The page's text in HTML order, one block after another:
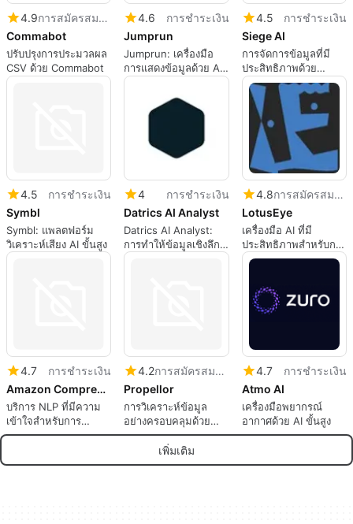
4.9
การสมัครสมาชิก
Commabot
ปรับปรุงการประมวลผล
CSV ด้วย Commabot
4.6
การชำระเงิน
Jumprun
Jumprun: เครื่องมือ
การแสดงข้อมูลด้วย AI
ที่ปรับตัวได้
4.5
การชำระเงิน
Siege AI
การจัดการข้อมูลที่มี
ประสิทธิภาพด้วย
Siege AI
4.5
การชำระเงิน
Symbl
Symbl: แพลตฟอร์ม
วิเคราะห์เสียง AI ขั้นสูง
4
การชำระเงิน
Datrics AI Analyst
Datrics AI Analyst:
การทำให้ข้อมูลเชิงลึกมี
ประสิทธิภาพมากขึ้น
4.8
การสมัครสมาชิก
LotusEye
เครื่องมือ AI ที่มี
ประสิทธิภาพสำหรับการ
ตรวจจับความผิดปกติ
4.7
การชำระเงิน
Amazon Comprehend
บริการ NLP ที่มีความ
เข้าใจสำหรับการ
วิเคราะห์ข้อความ
4.2
การสมัครสมาชิก
Propellor
การวิเคราะห์ข้อมูล
อย่างครอบคลุมด้วย
Propellor
4.7
การชำระเงิน
Atmo AI
เครื่องมือพยากรณ์
อากาศด้วย AI ขั้นสูง
เพิ่มเติม